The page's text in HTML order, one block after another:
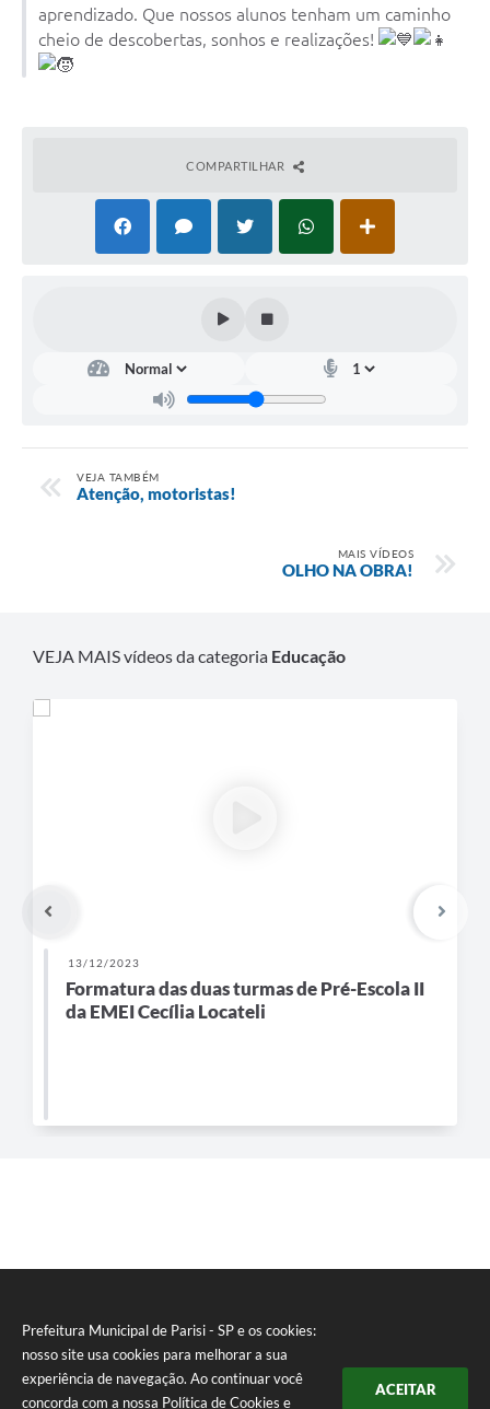
Prefeitura Municipal de Parisi - SP e os cookies:
nosso site usa cookies para melhorar a sua
experiência de navegação. Ao continuar você
concorda com a nossa Política de Cookies e
ACEITAR
aprendizado. Que nossos alunos tenham um caminho
cheio de descobertas, sonhos e realizações!
COMPARTILHAR
VEJA TAMBÉM
Atenção, motoristas!
MAIS VÍDEOS
OLHO NA OBRA!
VEJA MAIS vídeos da categoria Educação
13/12/2023
Formatura das duas turmas de Pré-Escola II
da EMEI Cecília Locateli